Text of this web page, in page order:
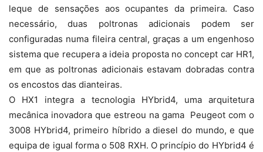
leque de sensações aos ocupantes da primeira. Caso
necessário, duas poltronas adicionais podem ser
configuradas numa fileira central, graças a um engenhoso
sistema que recupera a ideia proposta no concept car HR1,
em que as poltronas adicionais estavam dobradas contra
os encostos das dianteiras.
O HX1 integra a tecnologia HYbrid4, uma arquitetura
mecânica inovadora que estreou na gama Peugeot com o
3008 HYbrid4, primeiro híbrido a diesel do mundo, e que
equipa de igual forma o 508 RXH. O princípio do HYbrid4 é